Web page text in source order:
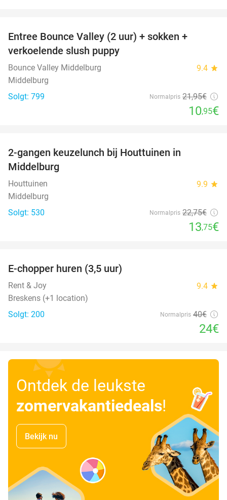
Entree Bounce Valley (2 uur) + sokken +
verkoelende slush puppy
Bounce Valley Middelburg 9.4 star
Middelburg
Solgt: 799
Normalpris 21,95€
10,95€
2-gangen keuzelunch bij Houttuinen in
Middelburg
Houttuinen 9.9 star
Middelburg
Solgt: 530
Normalpris 22,75€
13,75€
E-chopper huren (3,5 uur)
Rent & Joy 9.4 star
Breskens (+1 location)
Solgt: 200
Normalpris 40€
24€
Ontdek de leukste
zomervakantiedeals!
Bekijk nu